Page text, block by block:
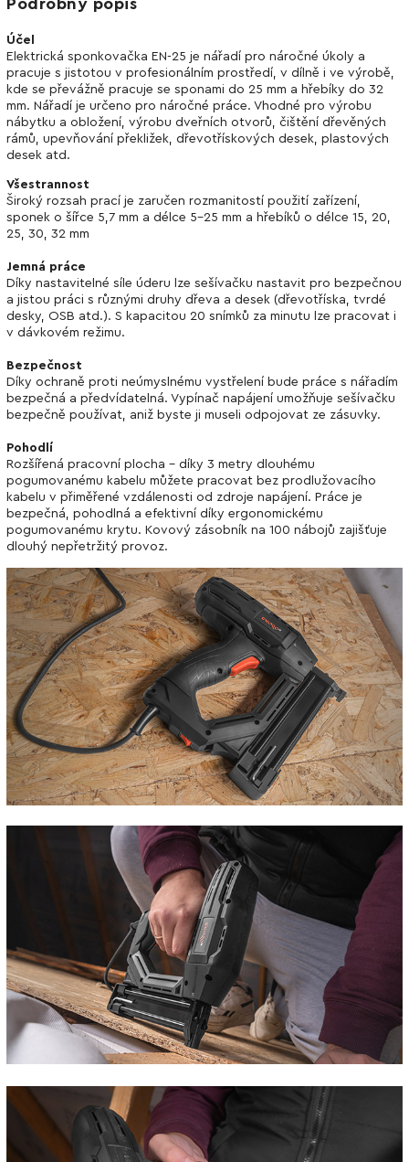
Podrobný popis
Účel
Elektrická sponkovačka EN-25 je nářadí pro náročné úkoly a
pracuje s jistotou v profesionálním prostředí, v dílně i ve výrobě,
kde se převážně pracuje se sponami do 25 mm a hřebíky do 32
mm. Nářadí je určeno pro náročné práce. Vhodné pro výrobu
nábytku a obložení, výrobu dveřních otvorů, čištění dřevěných
rámů, upevňování překližek, dřevotřískových desek, plastových
desek atd.
Všestrannost
Široký rozsah prací je zaručen rozmanitostí použití zařízení,
sponek o šířce 5,7 mm a délce 5-25 mm a hřebíků o délce 15, 20,
25, 30, 32 mm
Jemná práce
Díky nastavitelné síle úderu lze sešívačku nastavit pro bezpečnou
a jistou práci s různými druhy dřeva a desek (dřevotříska, tvrdé
desky, OSB atd.). S kapacitou 20 snímků za minutu lze pracovat i
v dávkovém režimu.
Bezpečnost
Díky ochraně proti neúmyslnému vystřelení bude práce s nářadím
bezpečná a předvídatelná. Vypínač napájení umožňuje sešívačku
bezpečně používat, aniž byste ji museli odpojovat ze zásuvky.
Pohodlí
Rozšířená pracovní plocha - díky 3 metry dlouhému
pogumovanému kabelu můžete pracovat bez prodlužovacího
kabelu v přiměřené vzdálenosti od zdroje napájení. Práce je
bezpečná, pohodlná a efektivní díky ergonomickému
pogumovanému krytu. Kovový zásobník na 100 nábojů zajišťuje
dlouhý nepřetržitý provoz.